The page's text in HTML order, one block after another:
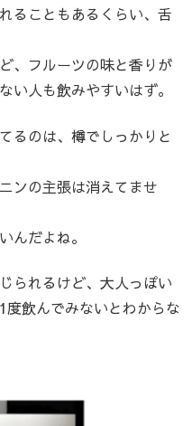
ることもあるくらい、舌
、フルーツの味と香りが
い人も飲みやすいはず。
るのは、樽でしっかりと
ンの主張は消えてませ
んだよね。
られるけど、大人っぽい
飲んでみないとわからな